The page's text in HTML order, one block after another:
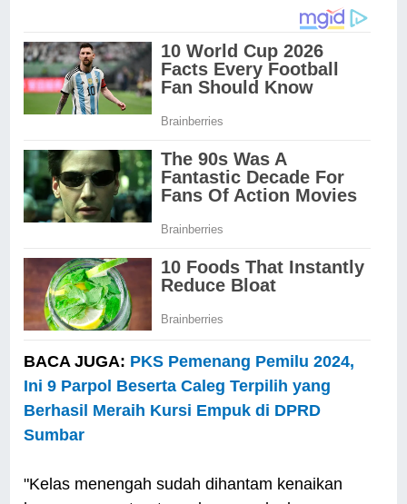
BACA JUGA: PKS Pemenang Pemilu 2024,
Ini 9 Parpol Beserta Caleg Terpilih yang
Berhasil Meraih Kursi Empuk di DPRD
Sumbar
"Kelas menengah sudah dihantam kenaikan